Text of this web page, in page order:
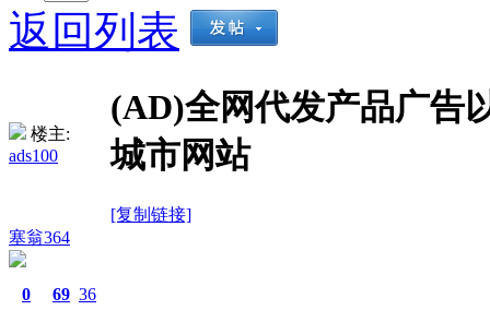
返回列表
楼主:
ads100
(AD)全网代发产品广告
城市网站
[复制链接]
塞翁364
0 69 36